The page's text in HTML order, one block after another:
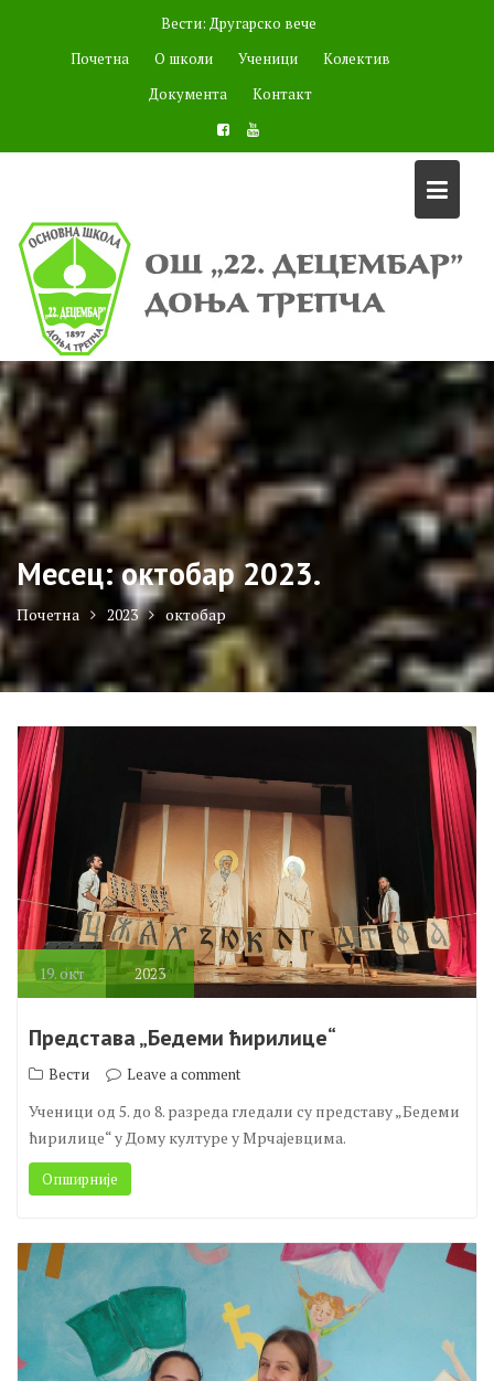
Вести:
Награђени радови на 42. Дечјем мајском ликовном салону
,,Мостови-споне између нас"
Ученици
Документа
Контакт
Месец:октобар 2023.
Почетна 2023 октобар
19.окт 2023
Представа „Бедеми ћирилице“
Вести Leave a comment
Ученици од 5. до 8. разреда гледали су представу „Бедеми
ћирилице“ у Дому културе у Мрчајевцима.
Опширније